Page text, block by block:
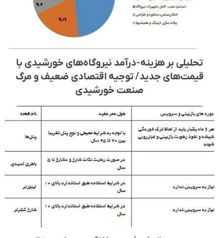
تحلیلی بر هزینه-درآمد نیروگاه‌های خورشیدی با
قیمت‌های جدید/ توجیه اقتصادی ضعیف و مرگ
صنعت خورشیدی